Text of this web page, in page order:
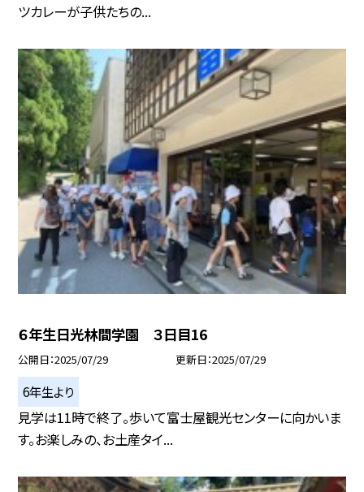
ツカレーが子供たちの...
６年生日光林間学園 ３日目16
公開日 2025/07/29 更新日 2025/07/29
6年生より
見学は11時で終了。歩いて富士屋観光センターに向かいま
す。お楽しみの、お土産タイ...